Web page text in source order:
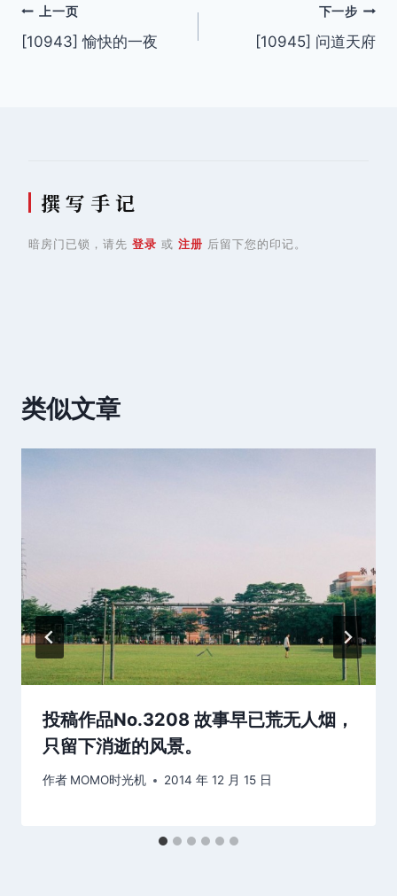
文
章
上一页
[10943] 愉快的一夜
下一步
[10945] 问道天府
撰 写 手 记
暗房门已锁，请先 登录 或 注册 后留下您的印记。
类似文章
投稿作品No.3208 故事早已荒无人烟，
只留下消逝的风景。
作者 MOMO时光机 2014 年 12 月 15 日